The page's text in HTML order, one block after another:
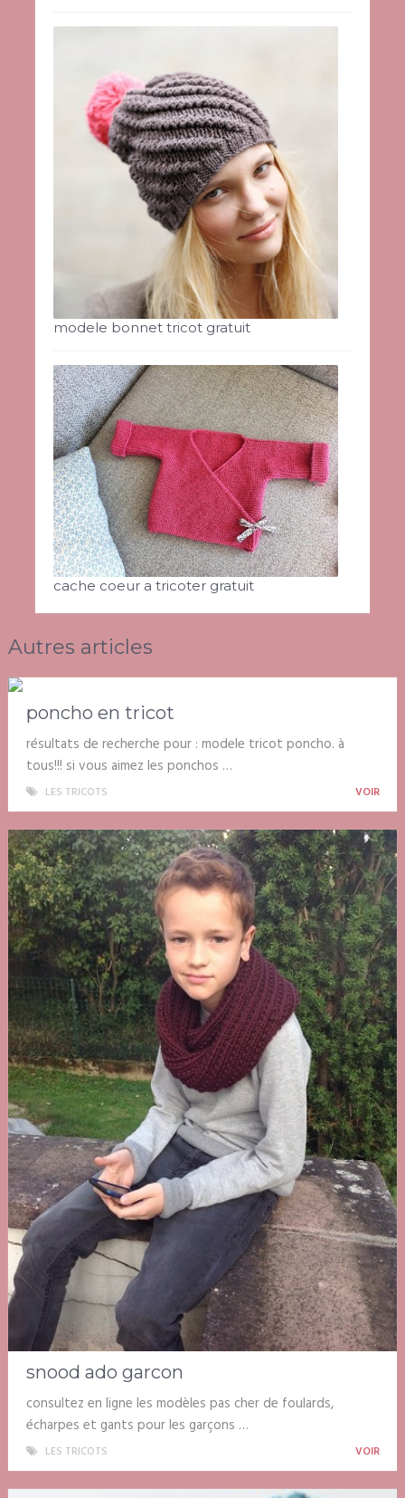
modele bonnet tricot gratuit
cache coeur a tricoter gratuit
Autres articles
poncho en tricot
résultats de recherche pour : modele tricot poncho. à
tous!!! si vous aimez les ponchos …
LES TRICOTS VOIR
snood ado garcon
consultez en ligne les modèles pas cher de foulards,
écharpes et gants pour les garçons …
LES TRICOTS VOIR